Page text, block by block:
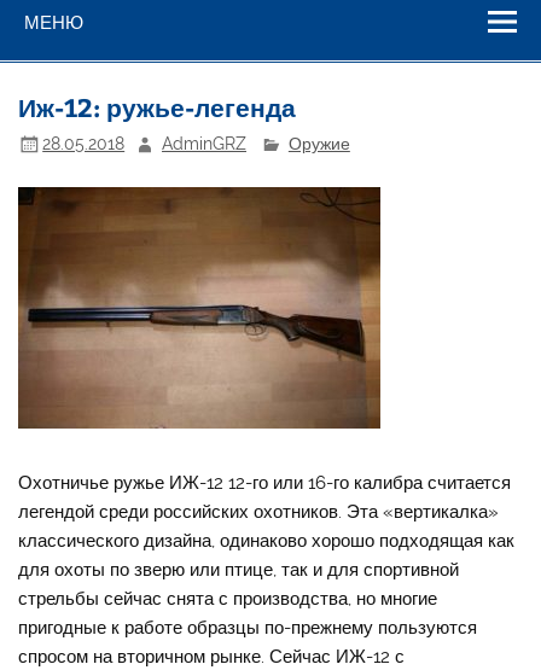
МЕНЮ
Иж-12: ружье-легенда
28.05.2018 AdminGRZ Оружие
Охотничье ружье ИЖ-12 12-го или 16-го калибра считается
легендой среди российских охотников. Эта «вертикалка»
классического дизайна, одинаково хорошо подходящая как
для охоты по зверю или птице, так и для спортивной
стрельбы сейчас снята с производства, но многие
пригодные к работе образцы по-прежнему пользуются
спросом на вторичном рынке. Сейчас ИЖ-12 с